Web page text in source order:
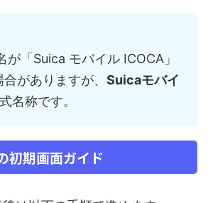
が「Suica モバイル ICOCA」
がありますが、 Suicaモバイ
名称です。
初期画面ガイド